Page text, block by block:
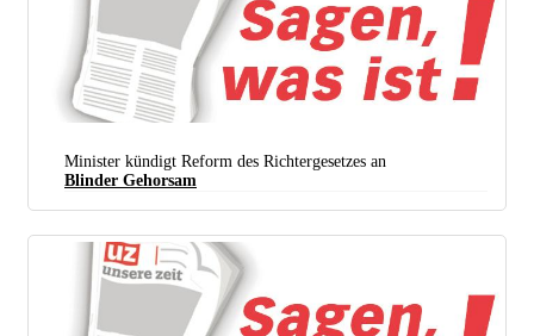
Minister kündigt Reform des Richtergesetzes an
Blinder Gehorsam